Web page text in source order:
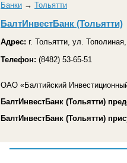
Банки → Тольятти
БалтИнвестБанк (Тольятти)
Адрес: г. Тольятти, ул.
Телефон: (8482) 53-65-51
ОАО «Балтийский
БалтИнвестБанк (Тольятти)
БалтИнвестБанк (Тольятти)